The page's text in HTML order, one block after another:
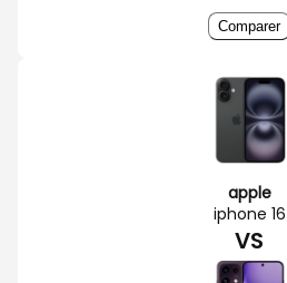
Comparer
apple
iphone 16
VS